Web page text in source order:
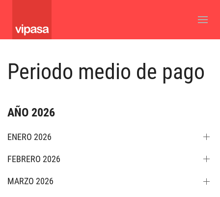
Periodo medio de pago
AÑO 2026
ENERO 2026
FEBRERO 2026
MARZO 2026